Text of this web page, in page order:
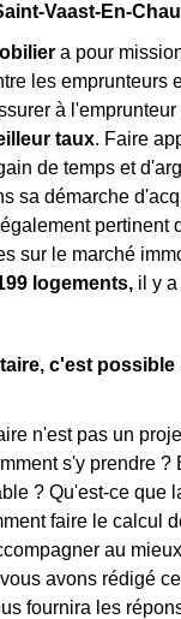
Vaast-En-
a pour
les emprunteurs
à
taux. Faire
de temps et
sa démarche
pertinent
sur le marché
logements, il y a
c'est possible
n'est pas un
s'y prendre ?
? Qu'est-ce que
faire le calcul
au
avons rédigé
fournira les